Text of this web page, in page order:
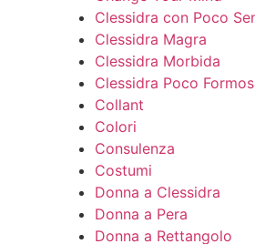
Clessidra con Poco
Clessidra Magra
Clessidra Morbida
Clessidra Poco
Collant
Colori
Consulenza
Costumi
Donna a Clessidra
Donna a Pera
Donna a Rettangolo